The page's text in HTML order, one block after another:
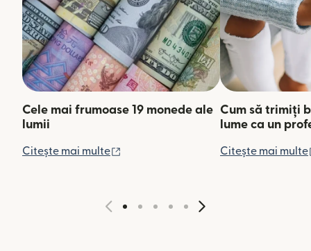
Cele mai frumoase 19 monede ale
lumii
Citește mai multe (se deschide într-o fereastră nouă)
Cum să trimiți
lume ca un
Citește mai multe